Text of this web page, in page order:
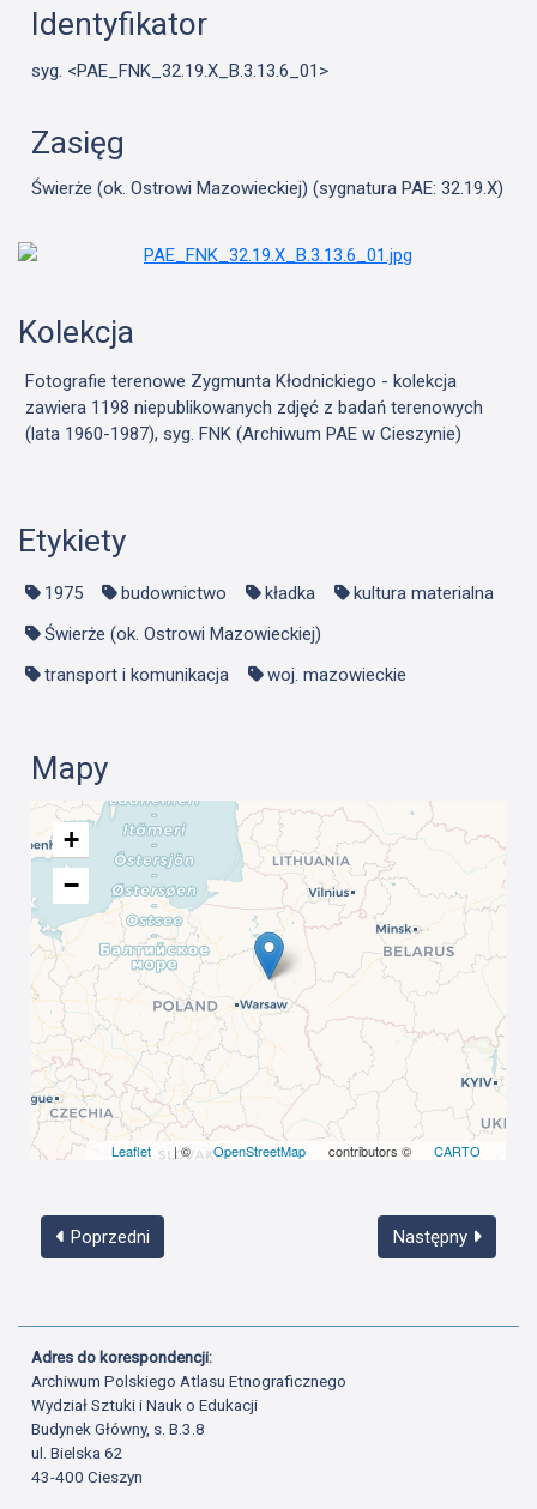
Identyfikator
syg. <PAE_FNK_32.19.X_B.3.13.6_01>
Zasięg
Świerże (ok. Ostrowi Mazowieckiej) (sygnatura PAE: 32.19.X)
Kolekcja
Fotografie terenowe Zygmunta Kłodnickiego - kolekcja
zawiera 1198 niepublikowanych zdjęć z badań terenowych
(lata 1960-1987), syg. FNK (Archiwum PAE w Cieszynie)
Etykiety
1975 budownictwo kładka
kultura materialna
Świerże (ok. Ostrowi Mazowieckiej)
transport i komunikacja
woj. mazowieckie
Mapy
+
−
Leaflet | © OpenStreetMap contributors © CARTO
Poprzedni Następny
Adres do korespondencji:
Archiwum Polskiego Atlasu Etnograficznego
Wydział Sztuki i Nauk o Edukacji
Budynek Główny, s. B.3.8
ul. Bielska 62
43-400 Cieszyn